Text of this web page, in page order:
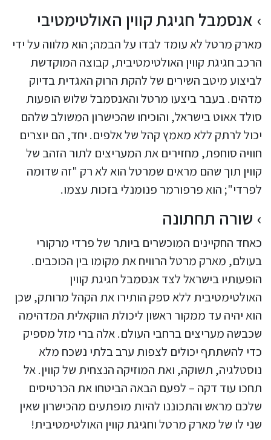
אנסמבל חגיגת קווין האולטימטיבי
מארק מרטל לא עומד לבדו על הבמה; הוא מלווה על ידי
הרכב חגיגת קווין האולטימטיבית, קבוצה המוקדשת
לביצוע מיטב השירים של להקת הרוק האגדית בדיוק
מדהים. בעבר ביצעו מרטל והאנסמבל שלוש הופעות
סולד אאוט בישראל, והוכיחו שהכישרון המשולב שלהם
יכול לרתק ללא מאמץ קהל של אלפים. יחד, הם יוצרים
חוויה סוחפת, מחזירים את המעריצים לתור הזהב של
קווין תוך שהם מראים שמרטל הוא לא רק "זה שדומה
לפרדי"; הוא פרפורמר פנומנלי בזכות עצמו.
שורה תחתונה
כאחד החקיינים המוכשרים ביותר של פרדי מרקורי
בעולם, מארק מרטל הרוויח את מקומו בין הכוכבים.
הופעותיו בישראל לצד אנסמבל חגיגת קווין
האולטימטיבית ללא ספק הותירו את הקהל מרותק, שכן
הוא יהיה עד ממקור ראשון ליכולת הווקאלית המדהימה
שכבשה מעריצים ברחבי העולם. אלה ברי מזל מספיק
כדי להשתתף יכולים לצפות ערב בלתי נשכח מלא
נוסטלגיה, תשוקה, ואת המוזיקה הנצחית של קווין. אל
תחכו עוד דקה – לפעם הבאה הביטחו את הכרטיסים
שלכם מראש והתכוננו להיות מופתעים מהכישרון שאין
שני לו של מארק מרטל וחגיגת קווין האולטימטיבית!